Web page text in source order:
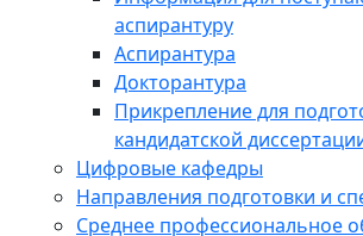
аспирантуру
Аспирантура
Докторантура
Прикрепление для
кандидатской
Цифровые кафедры
Направления подготовки и
Среднее профессиональное